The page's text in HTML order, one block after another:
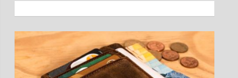
к